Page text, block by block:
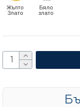
Жълто
Злато
Бяло
злато